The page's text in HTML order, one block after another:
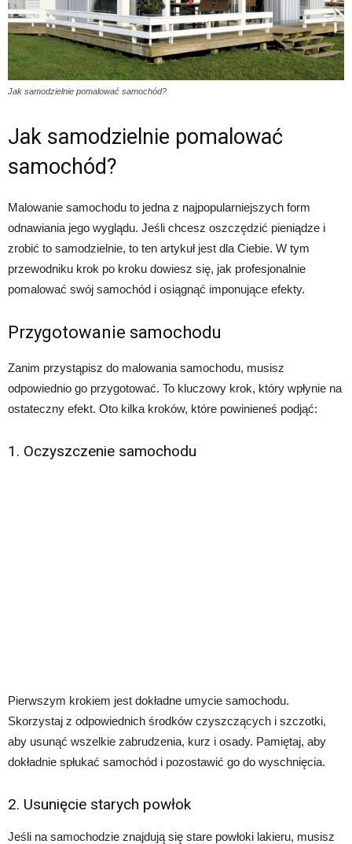
Jak samodzielnie pomalować samochód?
Jak samodzielnie pomalować
samochód?
Malowanie samochodu to jedna z najpopularniejszych form
odnawiania jego wyglądu. Jeśli chcesz oszczędzić pieniądze i
zrobić to samodzielnie, to ten artykuł jest dla Ciebie. W tym
przewodniku krok po kroku dowiesz się, jak profesjonalnie
pomalować swój samochód i osiągnąć imponujące efekty.
Przygotowanie samochodu
Zanim przystąpisz do malowania samochodu, musisz
odpowiednio go przygotować. To kluczowy krok, który wpłynie na
ostateczny efekt. Oto kilka kroków, które powinieneś podjąć:
1. Oczyszczenie samochodu
Pierwszym krokiem jest dokładne umycie samochodu.
Skorzystaj z odpowiednich środków czyszczących i szczotki,
aby usunąć wszelkie zabrudzenia, kurz i osady. Pamiętaj, aby
dokładnie spłukać samochód i pozostawić go do wyschnięcia.
2. Usunięcie starych powłok
Jeśli na samochodzie znajdują się stare powłoki lakieru, musisz